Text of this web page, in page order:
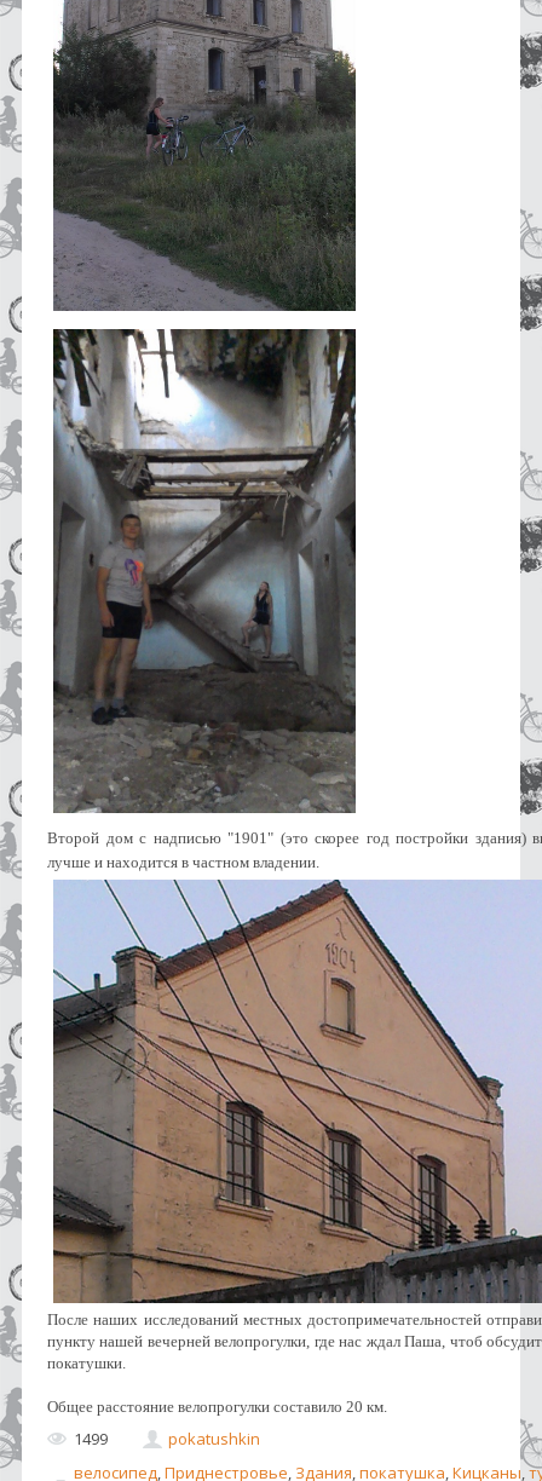
Второй дом с надписью "1901" (это скорее год постройки здания)
лучше и находится в частном владении.
После наших исследований местных достопримечательностей
пункту нашей вечерней велопрогулки, где нас ждал Паша, чтоб
покатушки.
Общее расстояние велопрогулки составило 20 км.
1499
pokatushkin
велосипед Приднестровье Здания покатушка Кицканы ,